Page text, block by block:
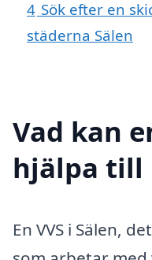
4 Sök efter en
städerna Sälen
Vad kan
hjälpa till
En VVS i Sälen,